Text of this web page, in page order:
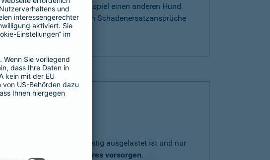
verursacht, zum Beispiel einen anderen Hund
Barmenia bestens gegen Schadenersatzansprüche
körperlich und geistig ausgelastet ist und nur
die Gesundheit Ihres Tieres vorsorgen.